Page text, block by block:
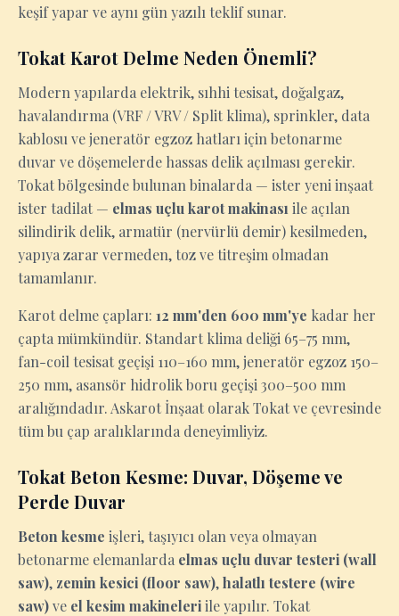
keşif yapar ve aynı gün yazılı teklif sunar.
Tokat Karot Delme Neden Önemli?
Modern yapılarda elektrik, sıhhi tesisat, doğalgaz,
havalandırma (VRF / VRV / Split klima), sprinkler, data
kablosu ve jeneratör egzoz hatları için betonarme
duvar ve döşemelerde hassas delik açılması gerekir.
Tokat bölgesinde bulunan binalarda — ister yeni inşaat
ister tadilat — elmas uçlu karot makinası ile açılan
silindirik delik, armatür (nervürlü demir) kesilmeden,
yapıya zarar vermeden, toz ve titreşim olmadan
tamamlanır.
Karot delme çapları: 12 mm'den 600 mm'ye kadar her
çapta mümkündür. Standart klima deliği 65–75 mm,
fan-coil tesisat geçişi 110–160 mm, jeneratör egzoz 150–
250 mm, asansör hidrolik boru geçişi 300–500 mm
aralığındadır. Askarot İnşaat olarak Tokat ve çevresinde
tüm bu çap aralıklarında deneyimliyiz.
Tokat Beton Kesme: Duvar, Döşeme ve
Perde Duvar
Beton kesme işleri, taşıyıcı olan veya olmayan
betonarme elemanlarda elmas uçlu duvar testeri (wall
saw), zemin kesici (floor saw),halatlı testere (wire
saw)ve el kesim makineleriile yapılır. Tokat